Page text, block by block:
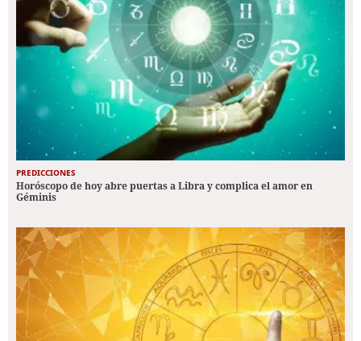
PREDICCIONES
Horóscopo de hoy abre puertas a Libra y complica el amor en
Géminis